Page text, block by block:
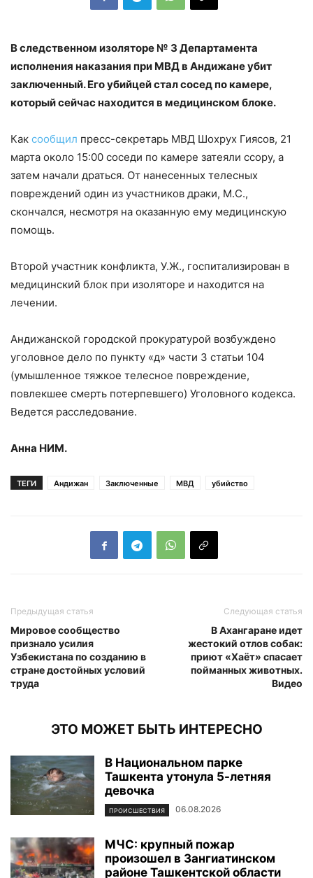
В следственном изоляторе № 3 Департамента
исполнения наказания при МВД в Андижане убит
заключенный. Его убийцей стал сосед по камере,
который сейчас находится в медицинском блоке.
Как сообщил пресс-секретарь МВД Шохрух Гиясов, 21
марта около 15:00 соседи по камере затеяли ссору, а
затем начали драться. От нанесенных телесных
повреждений один из участников драки, М.С.,
скончался, несмотря на оказанную ему медицинскую
помощь.
Второй участник конфликта, У.Ж., госпитализирован в
медицинский блок при изоляторе и находится на
лечении.
Андижанской городской прокуратурой возбуждено
уголовное дело по пункту «д» части 3 статьи 104
(умышленное тяжкое телесное повреждение,
повлекшее смерть потерпевшего) Уголовного кодекса.
Ведется расследование.
Анна НИМ.
ТЕГИ Андижан Заключенные МВД убийство
Предыдущая статья
Мировое сообщество
признало усилия
Узбекистана по созданию в
стране достойных условий
труда
Следующая статья
В Ахангаране идет
жестокий отлов собак:
приют «Хаёт» спасает
пойманных животных.
Видео
ЭТО МОЖЕТ БЫТЬ ИНТЕРЕСНО
В Национальном парке
Ташкента утонула 5-летняя
девочка
ПРОИСШЕСТВИЯ 06.08.2026
МЧС: крупный пожар
произошел в Зангиатинском
районе Ташкентской области